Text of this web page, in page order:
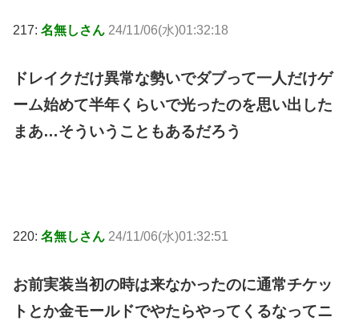
217: 名無しさん 24/11/06(水)01:32:18
ドレイクだけ異常な勢いでダブって一人だけゲ
ーム始めて半年くらいで光ったのを思い出した
まあ…そういうこともあるだろう
220: 名無しさん 24/11/06(水)01:32:51
お前実装当初の時は来なかったのに通常チケッ
トとか金モールドでやたらやってくるなってニ